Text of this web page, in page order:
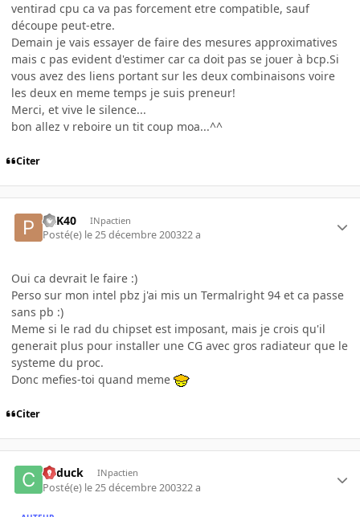
ventirad cpu ca va pas forcement etre compatible, sauf
découpe peut-etre.
Demain je vais essayer de faire des mesures approximatives
mais c pas evident d'estimer car ca doit pas se jouer à bcp.Si
vous avez des liens portant sur les deux combinaisons voire
les deux en meme temps je suis preneur!
Merci, et vive le silence...
bon allez v reboire un tit coup moa...^^
Citer
PaK40 INpactien
Posté(e) le 25 décembre 200322 a
Oui ca devrait le faire :)
Perso sur mon intel pbz j'ai mis un Termalright 94 et ca passe
sans pb :)
Meme si le rad du chipset est imposant, mais je crois qu'il
generait plus pour installer une CG avec gros radiateur que le
systeme du proc.
Donc mefies-toi quand meme
Citer
Cyduck INpactien
Posté(e) le 25 décembre 200322 a